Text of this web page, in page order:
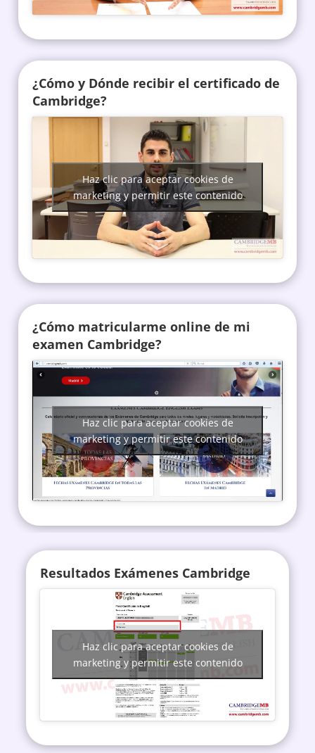
¿Cómo y Dónde recibir el certificado de
Cambridge?
Haz clic para aceptar cookies de
marketing y permitir este contenido
¿Cómo matricularme online de mi
examen Cambridge?
Haz clic para aceptar cookies de
marketing y permitir este contenido
Resultados Exámenes Cambridge
Haz clic para aceptar cookies de
marketing y permitir este contenido